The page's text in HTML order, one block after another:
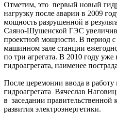
Отметим, это первый новый
нагрузку после аварии в 2009
мощность разрушенной в
Саяно-Шушенской ГЭС
проектной мощности. В период
машинном зале станции
по три агрегата. В 2010 году уже
гидроагрегата, наименее
После церемонии ввода в работу
гидроагрегата Вячеслав
в заседании правительственной
развития электроэнергетики.